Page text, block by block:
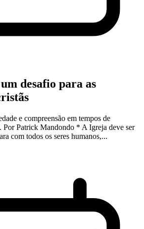
desafio para as
e compreensão em tempos de
Por Patrick Mandondo * A Igreja deve ser
com todos os seres humanos,...